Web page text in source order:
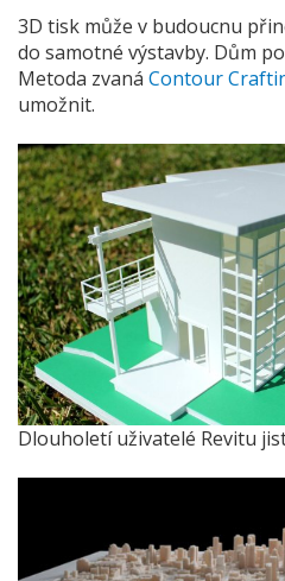
3D tisk může v budoucnu
do samotné výstavby. Dům
Metoda zvaná Contour
umožnit.
Dlouholetí uživatelé Revitu